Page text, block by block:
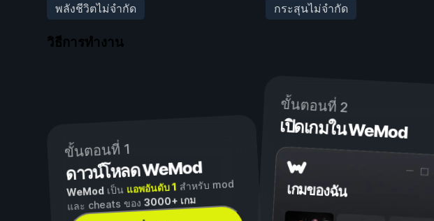
พลังชีวิตไม่จำกัด กระสุนไม่จำกัด
วิธีการทำงาน
ขั้นตอนที่ 1
ดาวน์โหลด WeMod
WeModเป็น แอพอันดับ 1 สำหรับ mod
และ cheats ของ3000+ เกม
ขั้นตอนที่ 2
เปิดเกมใน WeMod
เกมของฉัน